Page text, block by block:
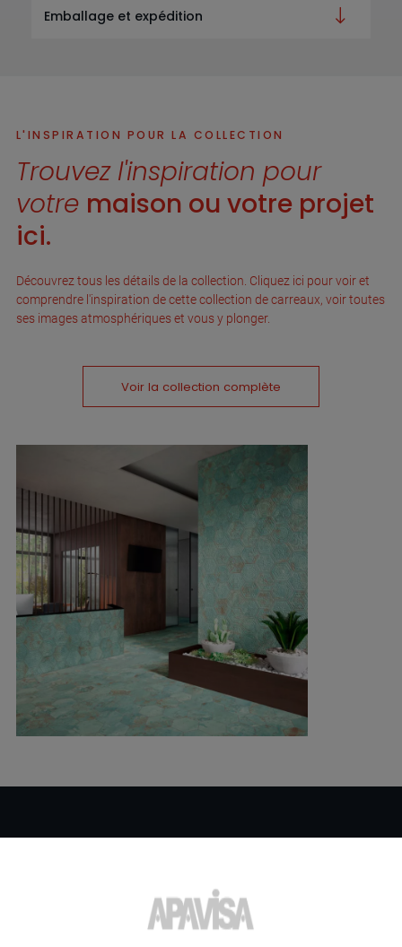
Emballage et expédition
L'INSPIRATION POUR LA COLLECTION
Trouvez l'inspiration pour
votre maison ou votre projet
ici.
Découvrez tous les détails de la collection. Cliquez ici pour voir et
comprendre l'inspiration de cette collection de carreaux, voir toutes
ses images atmosphériques et vous y plonger.
Voir la collection complète
d'informations ou de l'aide
sur un produit?